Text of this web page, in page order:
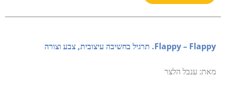
Flappy – Flappy. תרגיל בחשיבה עיצובית, צבע וצורה
מאת: ענבל הלצר